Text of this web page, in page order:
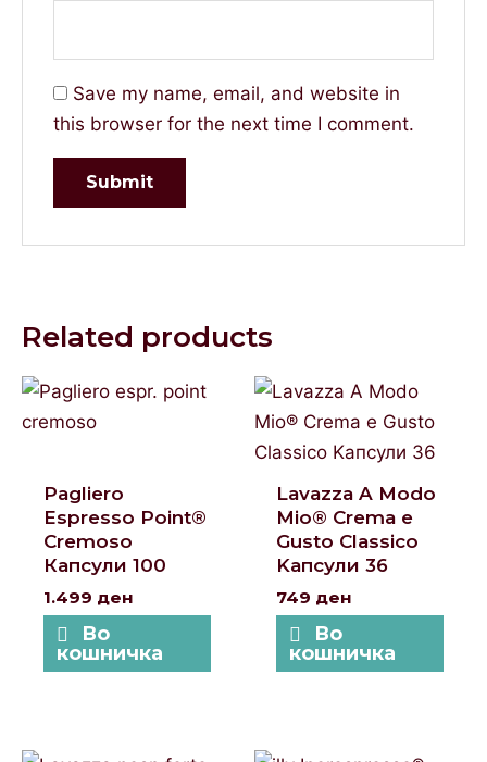
Save my name, email, and website in
this browser for the next time I comment.
Related products
Pagliero
Espresso Point®
Cremoso
Капсули 100
1.499 ден
Во
кошничка
Lavazza A Modo
Mio® Crema e
Gusto Classico
Kапсули 36
749 ден
Во
кошничка